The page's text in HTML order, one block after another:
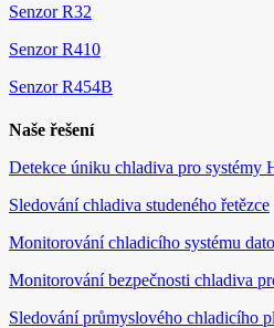
Senzor R32
Senzor R410
Senzor R454B
Naše řešení
Detekce úniku chladiva pro systémy
Sledování chladiva studeného řetězce
Monitorování chladicího systému
Monitorování bezpečnosti chladiva
Sledování průmyslového chladicího